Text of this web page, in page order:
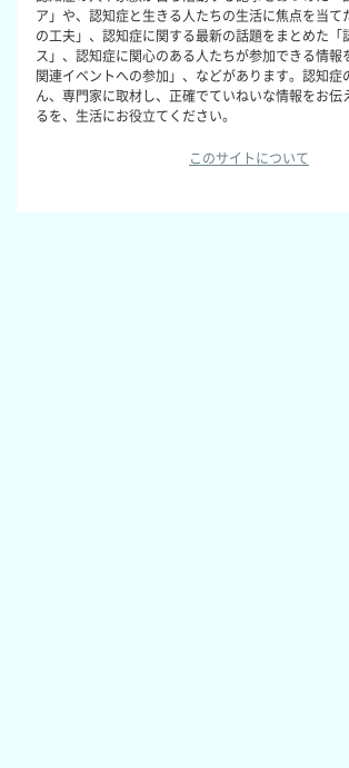
ア」や、認知症と生きる人たちの生活に焦点を当
の工夫」、認知症に関する最新の話題をまとめた「
ス」、認知症に関心のある人たちが参加できる情報
関連イベントへの参加」、などがあります。認知症
ん、専門家に取材し、正確でていねいな情報をお伝
るを、生活にお役立てください。
このサイトについて